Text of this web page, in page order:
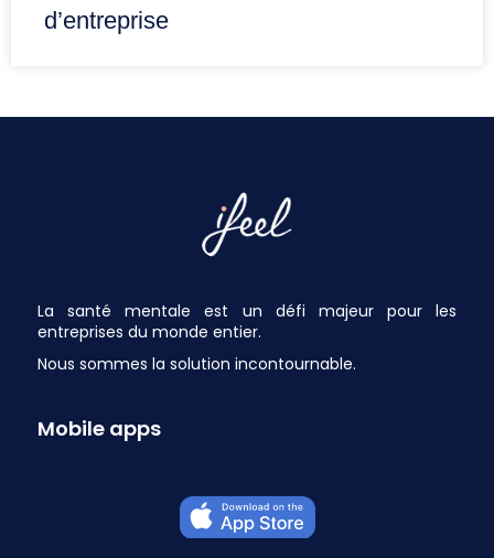
d’entreprise
La santé mentale est un défi majeur pour les
entreprises du monde entier.
Nous sommes la solution incontournable.
Mobile apps